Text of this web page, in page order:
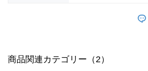
商品関連カテゴリー（2）